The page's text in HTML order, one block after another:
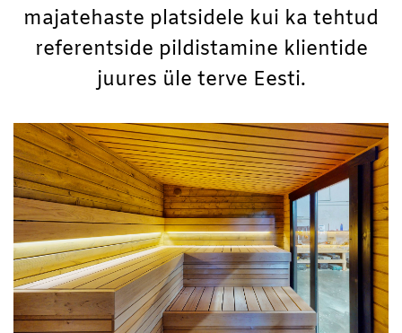
majatehaste platsidele kui ka tehtud
referentside pildistamine klientide
juures üle terve Eesti.